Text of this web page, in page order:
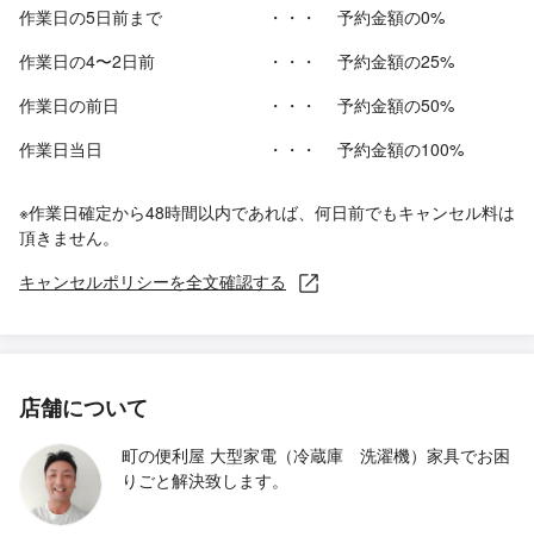
作業日の5日前まで ・・・
予約金額の0%
作業日の4〜2日前
・・・
予約金額の25%
作業日の前日
・・・
予約金額の50%
作業日当日
・・・ 予約金額の100%
※作業日確定から48時間以内であれば、何日前でもキャンセル料は
頂きません。
キャンセルポリシーを全文確認する
店舗について
町の便利屋 大型家電（冷蔵庫 洗濯機）家具でお困
りごと解決致します。